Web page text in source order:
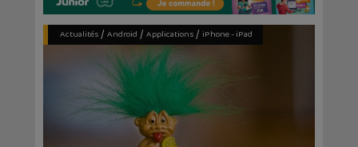
Actualités/ Android / Applications/ iPhone - iPad